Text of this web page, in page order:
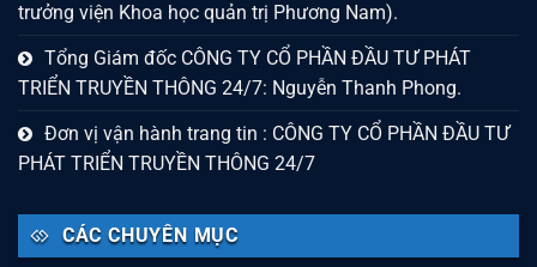
trưởng viện Khoa học quản trị Phương Nam).
Tổng Giám đốc CÔNG TY CỔ PHẦN ĐẦU TƯ PHÁT
TRIỂN TRUYỀN THÔNG 24/7: Nguyễn Thanh Phong.
Đơn vị vận hành trang tin : CÔNG TY CỔ PHẦN ĐẦU TƯ
PHÁT TRIỂN TRUYỀN THÔNG 24/7
CÁC CHUYÊN MỤC